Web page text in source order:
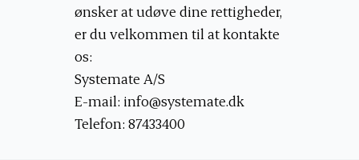
ønsker at udøve dine rettigheder,
er du velkommen til at kontakte
os:
Systemate A/S
E-mail: info@systemate.dk
Telefon: 87433400